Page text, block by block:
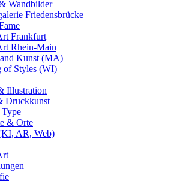
Wandbilder
Friedensbrücke
Frankfurt
Rhein-Main
Kunst (MA)
of Styles (WI)
Illustration
Druckkunst
& Orte
AR, Web)